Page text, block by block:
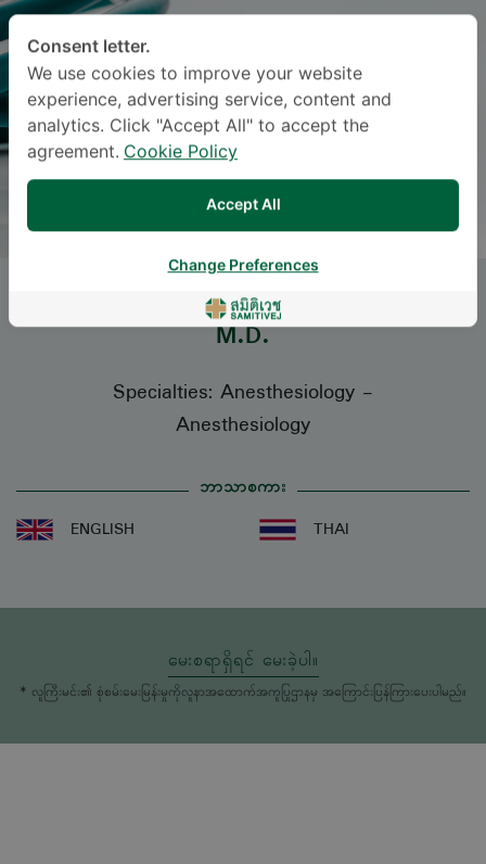
WANWITCHANEE CHAROENPHON
M.D.
Specialties: Anesthesiology -
Anesthesiology
ဘာသာစကား
ENGLISH
THAI
မေးစရာရှိရင် မေးခဲ့ပါ။
* လူကြီးမင်း၏ စုံစမ်းမေးမြန်းမှုကိုလူနာအထောက်အကူပြုဌာနမှ အကြောင်းပြန်ကြားပေးပါမည်။
Consent letter.
We use cookies to improve your website
experience, advertising service, content and
analytics. Click "Accept All" to accept the
agreement. Cookie Policy
Accept All
Change Preferences